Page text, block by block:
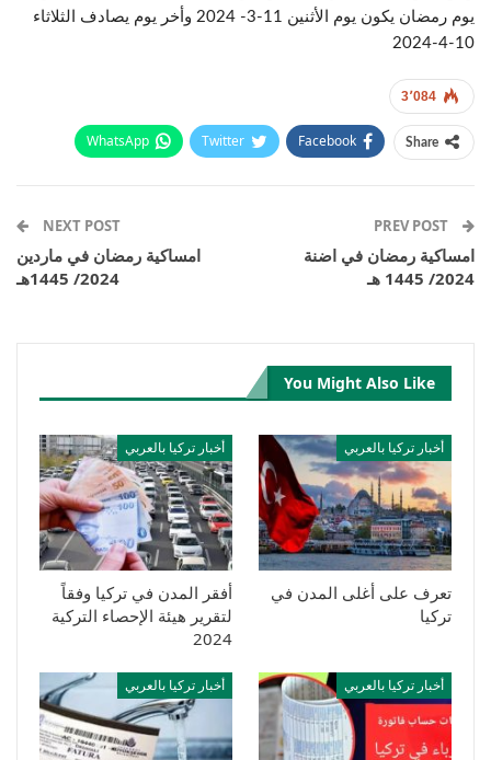
يوم رمضان يكون يوم الأثنين 11-3- 2024 وأخر يوم يصادف الثلاثاء
10-4-2024
3٬084
Share
Facebook
Twitter
WhatsApp
امساكية رمضان في اضنة
2024/ 1445 هـ
NEXT POST
امساكية رمضان في ماردين
2024/ 1445هـ
You Might Also Like
أخبار تركيا بالعربي
تعرف على أغلى المدن في
تركيا
أخبار تركيا بالعربي
أفقر المدن في تركيا وفقاً
لتقرير هيئة الإحصاء التركية
2024
أخبار تركيا بالعربي أخبار تركيا بالعربي